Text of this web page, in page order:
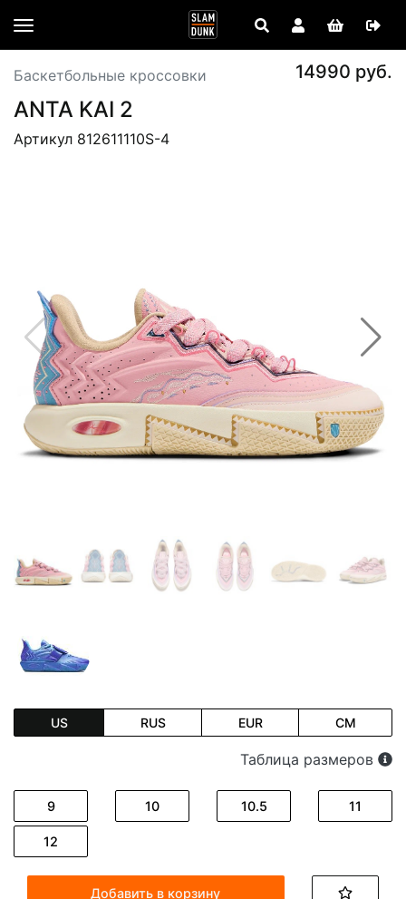
Баскетбольные кроссовки 14990 руб.
ANTA KAI 2
Артикул 812611110S-4
US RUS EUR CM
Таблица размеров
9 10 10.5 11
12
Добавить в корзину